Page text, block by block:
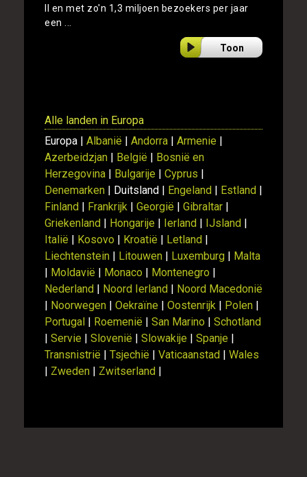
II en met zo'n 1,3 miljoen bezoekers per jaar
een ...
Toon
Alle landen in Europa
Europa | Albanië | Andorra | Armenie |
Azerbeidzjan | België | Bosnië en
Herzegovina | Bulgarije | Cyprus |
Denemarken | Duitsland | Engeland | Estland |
Finland | Frankrijk | Georgië | Gibraltar |
Griekenland | Hongarije | Ierland | IJsland |
Italië | Kosovo | Kroatië | Letland |
Liechtenstein | Litouwen | Luxemburg | Malta
| Moldavië | Monaco | Montenegro |
Nederland | Noord Ierland | Noord Macedonië
| Noorwegen | Oekraïne | Oostenrijk | Polen |
Portugal | Roemenië | San Marino | Schotland
| Servie | Slovenië | Slowakije | Spanje |
Transnistrië | Tsjechië | Vaticaanstad | Wales
| Zweden | Zwitserland |